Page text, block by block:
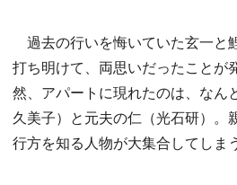
過去の行いを悔いていた玄一と
打ち明けて、両思いだったことが
然、アパートに現れたのは、なん
久美子）と元夫の仁（光石研）。
行方を知る人物が大集合してしまう